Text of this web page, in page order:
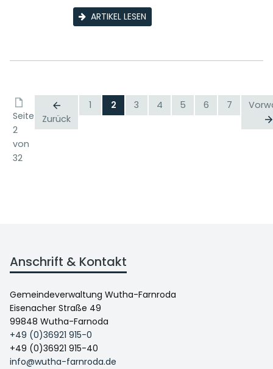
ARTIKEL LESEN
Seite
2
von
32
Zurück
1 2 3 4 5 6 7
Anschrift & Kontakt
Gemeindeverwaltung Wutha-Farnroda
Eisenacher Straße 49
99848 Wutha-Farnoda
+49 (0)36921 915-0
+49 (0)36921 915-40
info@wutha-farnroda.de